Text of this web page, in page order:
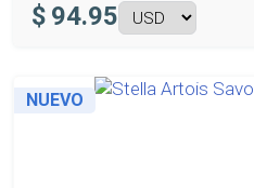
$ 94.95
NUEVO